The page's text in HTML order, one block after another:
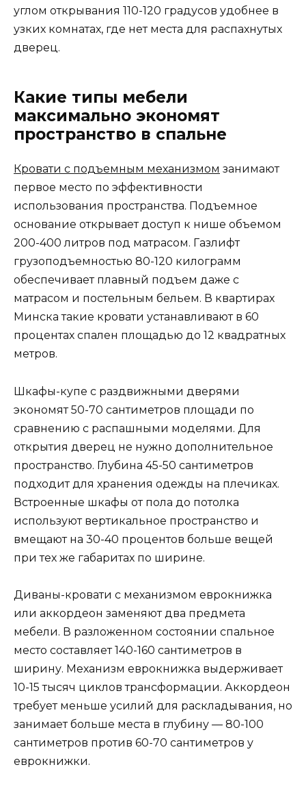
углом открывания 110-120 градусов удобнее в
узких комнатах, где нет места для распахнутых
дверец.
Какие типы мебели
максимально экономят
пространство в спальне
Кровати с подъемным механизмом занимают
первое место по эффективности
использования пространства. Подъемное
основание открывает доступ к нише объемом
200-400 литров под матрасом. Газлифт
грузоподъемностью 80-120 килограмм
обеспечивает плавный подъем даже с
матрасом и постельным бельем. В квартирах
Минска такие кровати устанавливают в 60
процентах спален площадью до 12 квадратных
метров.
Шкафы-купе с раздвижными дверями
экономят 50-70 сантиметров площади по
сравнению с распашными моделями. Для
открытия дверец не нужно дополнительное
пространство. Глубина 45-50 сантиметров
подходит для хранения одежды на плечиках.
Встроенные шкафы от пола до потолка
используют вертикальное пространство и
вмещают на 30-40 процентов больше вещей
при тех же габаритах по ширине.
Диваны-кровати с механизмом еврокнижка
или аккордеон заменяют два предмета
мебели. В разложенном состоянии спальное
место составляет 140-160 сантиметров в
ширину. Механизм еврокнижка выдерживает
10-15 тысяч циклов трансформации. Аккордеон
требует меньше усилий для раскладывания, но
занимает больше места в глубину — 80-100
сантиметров против 60-70 сантиметров у
еврокнижки.